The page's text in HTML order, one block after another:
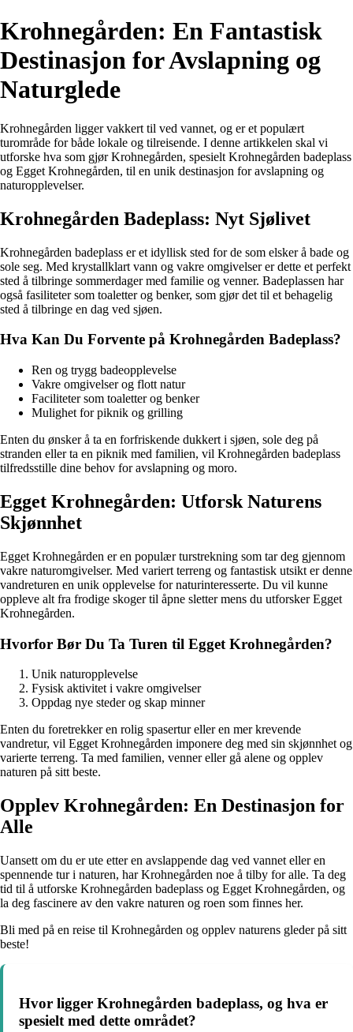
Krohnegården: En Fantastisk
Destinasjon for Avslapning og
Naturglede
Krohnegården ligger vakkert til ved vannet, og er et populært
turområde for både lokale og tilreisende. I denne artikkelen skal vi
utforske hva som gjør Krohnegården, spesielt Krohnegården badeplass
og Egget Krohnegården, til en unik destinasjon for avslapning og
naturopplevelser.
Krohnegården Badeplass: Nyt Sjølivet
Krohnegården badeplass er et idyllisk sted for de som elsker å bade og
sole seg. Med krystallklart vann og vakre omgivelser er dette et perfekt
sted å tilbringe sommerdager med familie og venner. Badeplassen har
også fasiliteter som toaletter og benker, som gjør det til et behagelig
sted å tilbringe en dag ved sjøen.
Hva Kan Du Forvente på Krohnegården Badeplass?
Ren og trygg badeopplevelse
Vakre omgivelser og flott natur
Faciliteter som toaletter og benker
Mulighet for piknik og grilling
Enten du ønsker å ta en forfriskende dukkert i sjøen, sole deg på
stranden eller ta en piknik med familien, vil Krohnegården badeplass
tilfredsstille dine behov for avslapning og moro.
Egget Krohnegården: Utforsk Naturens
Skjønnhet
Egget Krohnegården er en populær turstrekning som tar deg gjennom
vakre naturomgivelser. Med variert terreng og fantastisk utsikt er denne
vandreturen en unik opplevelse for naturinteresserte. Du vil kunne
oppleve alt fra frodige skoger til åpne sletter mens du utforsker Egget
Krohnegården.
Hvorfor Bør Du Ta Turen til Egget Krohnegården?
Unik naturopplevelse
Fysisk aktivitet i vakre omgivelser
Oppdag nye steder og skap minner
Enten du foretrekker en rolig spasertur eller en mer krevende
vandretur, vil Egget Krohnegården imponere deg med sin skjønnhet og
varierte terreng. Ta med familien, venner eller gå alene og opplev
naturen på sitt beste.
Opplev Krohnegården: En Destinasjon for
Alle
Uansett om du er ute etter en avslappende dag ved vannet eller en
spennende tur i naturen, har Krohnegården noe å tilby for alle. Ta deg
tid til å utforske Krohnegården badeplass og Egget Krohnegården, og
la deg fascinere av den vakre naturen og roen som finnes her.
Bli med på en reise til Krohnegården og opplev naturens gleder på sitt
beste!
Hvor ligger Krohnegården badeplass, og hva er
spesielt med dette området?